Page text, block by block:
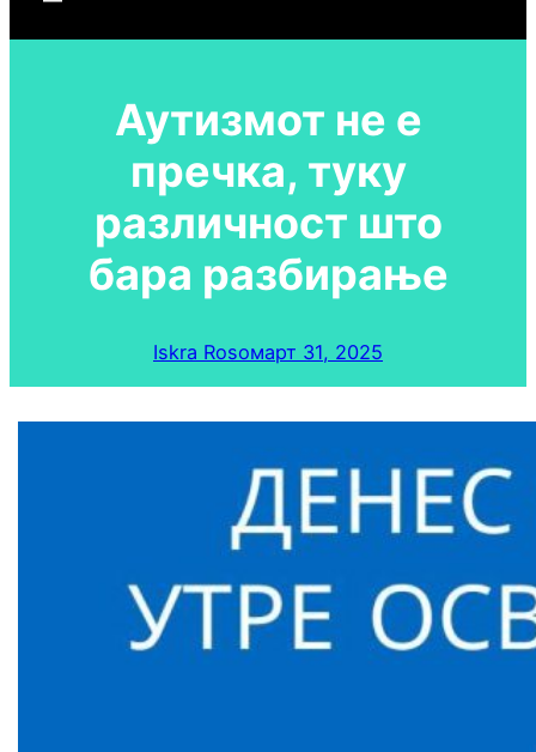
Аутизмот не е
пречка, туку
различност што
бара разбирање
Iskra Rosoмарт 31, 2025